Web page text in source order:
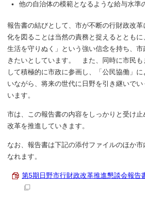
他の自治体の模範となるような給与水準
報告書の結びとして、市が不断の行財政改
化を図ることは当然の責務と捉えるととも
生活を守りぬく」という強い信念を持ち、
きたいとしています。 また、同時に市民も
して積極的に市政に参画し、「公民協働」
いながら、将来の世代に日野を引き継いで
います。
市は、この報告書の内容をしっかりと受け
改革を推進していきます。
なお、報告書は下記の添付ファイルのほか
なれます。
第5期日野市行財政改革推進懇談会報告